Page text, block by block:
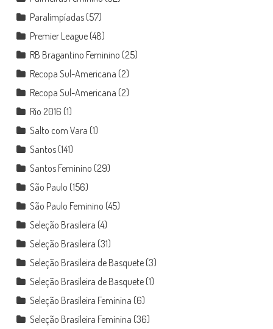
Paralimpíadas(57)
Premier League(48)
RB Bragantino Feminino (25)
Recopa Sul-Americana (2)
Recopa Sul-Americana (2)
Rio 2016 (1)
Salto com Vara (1)
Santos(141)
Santos Feminino (29)
São Paulo (156)
São Paulo Feminino (45)
Seleção Brasileira (4)
Seleção Brasileira (31)
Seleção Brasileira de Basquete(3)
Seleção Brasileira de Basquete(1)
Seleção Brasileira Feminina (6)
Seleção Brasileira Feminina (36)